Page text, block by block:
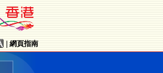
網頁指南